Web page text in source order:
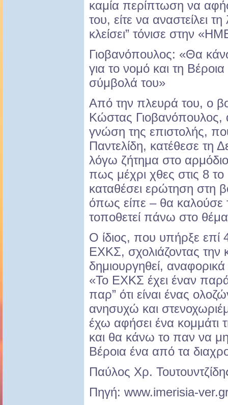
καμία περίπτωση να
του, είτε να αναστείλει τη
κλείσει” τόνισε στην
Γιοβανόπουλος: «Θα
για το νομό και τη
σύμβολά του»
Από την πλευρά του, ο
Κώστας Γιοβανόπουλος,
γνώση της επιστολής,
Παντελίδη, κατέθεσε τη
λόγω ζήτημα στο
πως μέχρι χθες στις 8
καταθέσει ερώτηση στη
όπως είπε – θα καλούσε
τοποθετεί πάνω στο
Ο ίδιος, που υπήρξε επί
ΕΧΚΣ, σχολιάζοντας την
δημιουργηθεί, αναφορικά
«Το ΕΧΚΣ έχει έναν
παρ” ότι είναι ένας
ανησυχώ και
έχω αφήσει ένα
και θα κάνω το παν να μη
Βέροια ένα από τα
Παύλος Χρ.
Πηγή: www.imerisia-